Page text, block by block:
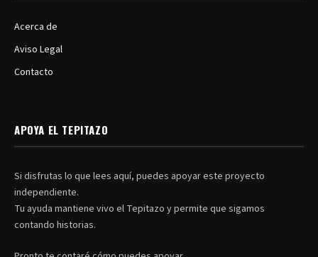
Acerca de
Aviso Legal
Contacto
APOYA EL TEPITAZO
Si disfrutas lo que lees aquí, puedes apoyar este proyecto
independiente.
Tu ayuda mantiene vivo el Tepitazo y permite que sigamos
contando historias.